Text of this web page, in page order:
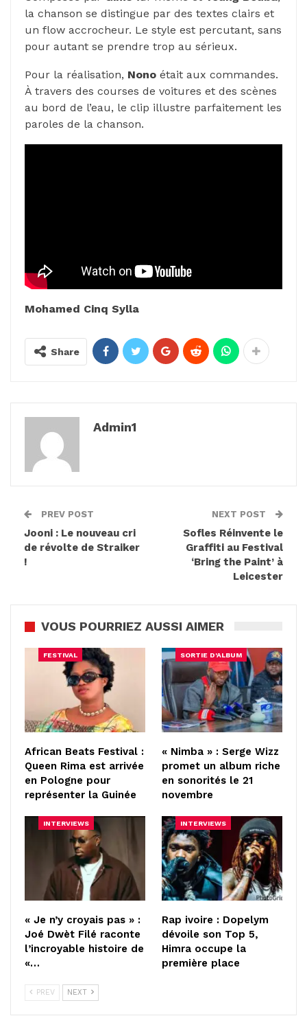
la chanson se distingue par des textes clairs et
un flow accrocheur. Le style est percutant, sans
pour autant se prendre trop au sérieux.
Pour la réalisation, Nono était aux commandes.
À travers des courses de voitures et des scènes
au bord de l’eau, le clip illustre parfaitement les
paroles de la chanson.
Mohamed Cinq Sylla
Share
Admin1
PREV POST
Jooni : Le nouveau cri
de révolte de Straiker
!
NEXT POST
Sofles Réinvente le
Graffiti au Festival
‘Bring the Paint’ à
Leicester
VOUS POURRIEZ AUSSI AIMER
FESTIVAL
African Beats Festival :
Queen Rima est arrivée
en Pologne pour
représenter la Guinée
SORTIE D'ALBUM
« Nimba » : Serge Wizz
promet un album riche
en sonorités le 21
novembre
INTERVIEWS
« Je n’y croyais pas » :
Joé Dwèt Filé raconte
l’incroyable histoire de
«…
INTERVIEWS
Rap ivoire : Dopelym
dévoile son Top 5,
Himra occupe la
première place
PREV NEXT